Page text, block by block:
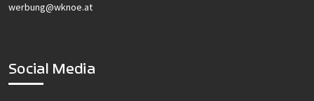
werbung@wknoe.at
Social Media